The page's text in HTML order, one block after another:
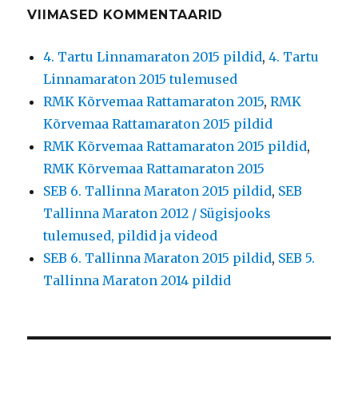
VIIMASED KOMMENTAARID
4. Tartu Linnamaraton 2015 pildid,4. Tartu
Linnamaraton 2015 tulemused
RMK Kõrvemaa Rattamaraton 2015,RMK
Kõrvemaa Rattamaraton 2015 pildid
RMK Kõrvemaa Rattamaraton 2015 pildid,
RMK Kõrvemaa Rattamaraton 2015
SEB 6. Tallinna Maraton 2015 pildid, SEB
Tallinna Maraton 2012 / Sügisjooks
tulemused, pildid ja videod
SEB 6. Tallinna Maraton 2015 pildid, SEB 5.
Tallinna Maraton 2014 pildid